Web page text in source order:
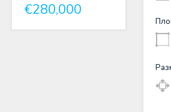
€280,000